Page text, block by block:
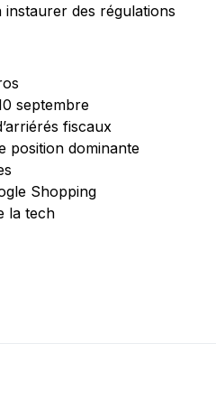
des régulations
septembre
fiscaux
position dominante
Shopping
la tech